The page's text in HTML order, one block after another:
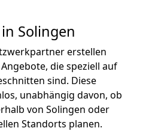
Solingen
erstellen
die speziell auf
sind. Diese
unabhängig davon, ob
von Solingen oder
Standorts planen.